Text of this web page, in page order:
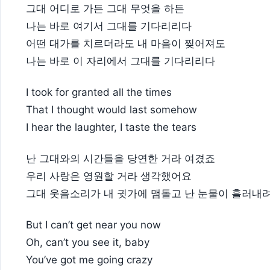
그대 어디로 가든 그대 무엇을 하든
나는 바로 여기서 그대를 기다리리다
어떤 대가를 치르더라도 내 마음이 찢어져도
나는 바로 이 자리에서 그대를 기다리리다
I took for granted all the times
That I thought would last somehow
I hear the laughter, I taste the tears
난 그대와의 시간들을 당연한 거라 여겼죠
우리 사랑은 영원할 거라 생각했어요
그대 웃음소리가 내 귓가에 맴돌고 난 눈물이 흘러내
But I can’t get near you now
Oh, can’t you see it, baby
You’ve got me going crazy